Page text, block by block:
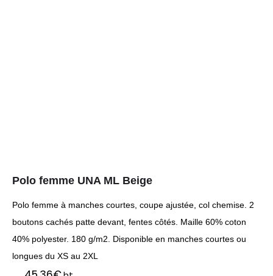
Polo femme UNA ML Beige
Polo femme à manches courtes, coupe ajustée, col chemise. 2
boutons cachés patte devant, fentes côtés. Maille 60% coton
40% polyester. 180 g/m2. Disponible en manches courtes ou
longues du XS au 2XL